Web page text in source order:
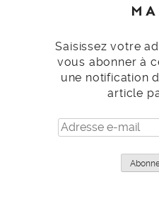
Saisissez votre
vous abonner à
une notification
article
Adresse
e-